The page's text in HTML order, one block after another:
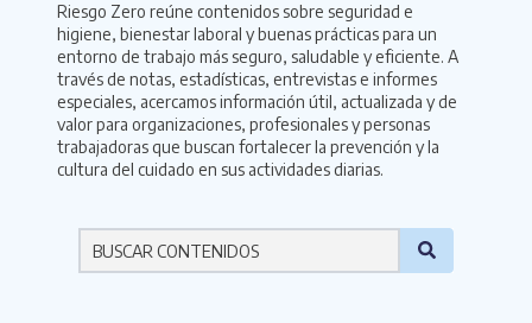
Riesgo Zero reúne contenidos sobre seguridad e
higiene, bienestar laboral y buenas prácticas para un
entorno de trabajo más seguro, saludable y eficiente. A
través de notas, estadísticas, entrevistas e informes
especiales, acercamos información útil, actualizada y de
valor para organizaciones, profesionales y personas
trabajadoras que buscan fortalecer la prevención y la
cultura del cuidado en sus actividades diarias.